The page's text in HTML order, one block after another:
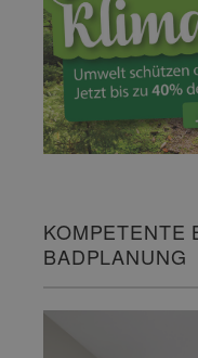
KOMPETENTE
BADPLANUNG